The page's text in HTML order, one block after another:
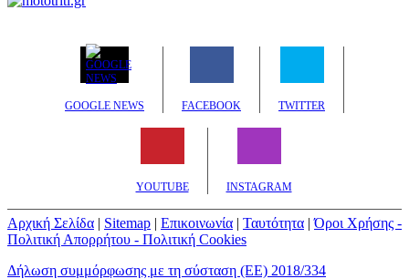
GOOGLE NEWS FACEBOOK TWITTER
YOUTUBE INSTAGRAM
Αρχική Σελίδα | Sitemap | Επικοινωνία | Ταυτότητα |Όροι Χρήσης -
Πολιτική Απορρήτου - Πολιτική Cookies
Δήλωση συμμόρφωσης με τη σύσταση (ΕΕ) 2018/334